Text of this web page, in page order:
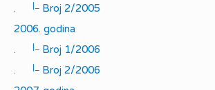
.
|_
Broj 2/2005
2006. godina
.
|_
Broj 1/2006
.
|_
Broj 2/2006